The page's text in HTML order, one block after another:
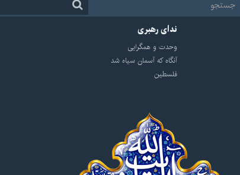
ندای رهبری
وحدت و همگرایی
آنگاه که آسمان سیاه شد
فلسطین